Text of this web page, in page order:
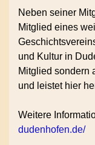
Neben seiner
Mitglied eines
und Kultur in
Mitglied sondern
und leistet hier
Weitere
dudenhofen.de/